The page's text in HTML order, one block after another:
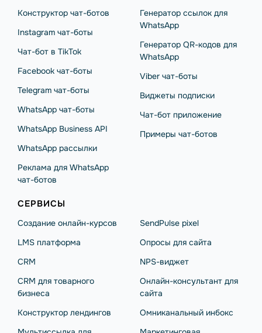
Конструктор чат-ботов
Instagram чат-боты
Чат-бот в TikTok
Facebook чат-боты
Telegram чат-боты
WhatsApp чат-боты
WhatsApp Business API
WhatsApp рассылки
Реклама для WhatsApp
чат-ботов
Генератор ссылок для
WhatsApp
Генератор QR-кодов для
WhatsApp
Viber чат-боты
Виджеты подписки
Чат-бот приложение
Примеры чат-ботов
СЕРВИСЫ
Создание онлайн-курсов
LMS платформа
CRM
CRM для товарного
бизнеса
Конструктор лендингов
SendPulse pixel
Опросы для сайта
NPS-виджет
Онлайн-консультант для
сайта
Омниканальный инбокс